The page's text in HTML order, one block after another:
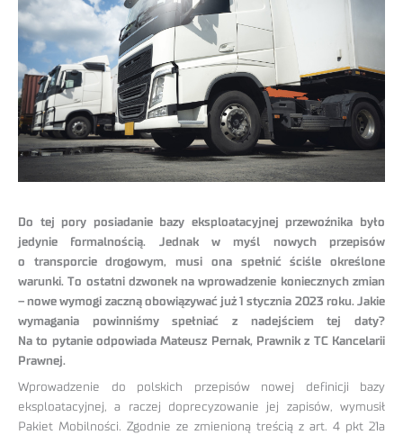
Do tej pory posiadanie bazy eksploatacyjnej przewoźnika było
jedynie formalnością. Jednak w myśl nowych przepisów
o transporcie drogowym, musi ona spełnić ściśle określone
warunki. To ostatni dzwonek na wprowadzenie koniecznych zmian
– nowe wymogi zaczną obowiązywać już 1 stycznia 2023 roku. Jakie
wymagania powinniśmy spełniać z nadejściem tej daty?
Na to pytanie odpowiada Mateusz Pernak, Prawnik z TC Kancelarii
Prawnej.
Wprowadzenie do polskich przepisów nowej definicji bazy
eksploatacyjnej, a raczej doprecyzowanie jej zapisów, wymusił
Pakiet Mobilności. Zgodnie ze zmienioną treścią z art. 4 pkt 21a